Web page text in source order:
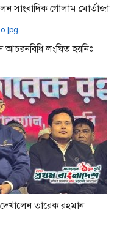
সাংবাদিক গোলাম মোর্তাজা
আচরনবিধি লংঘিত হয়নিঃ
দেখালেন তারেক রহমান